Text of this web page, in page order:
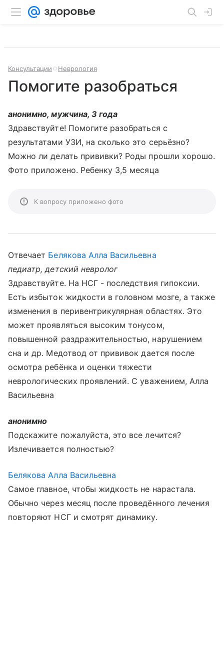
Консультации Неврология
Помогите разобраться
анонимно, мужчина, 3 года
Здравствуйте! Помогите разобраться с
результатами УЗИ, на сколько это серьёзно?
Можно ли делать прививки? Роды прошли хорошо.
Фото приложено. Ребенку 3,5 месяца
К вопросу приложено фото
Отвечает Белякова Алла Васильевна
педиатр, детский невролог
Здравствуйте. На НСГ - последствия гипоксии.
Есть избыток жидкости в головном мозге, а также
изменения в перивентрикулярная областях. Это
может проявляться высоким тонусом,
повышенной раздражительностью, нарушением
сна и др. Медотвод от прививок дается после
осмотра ребёнка и оценки тяжести
неврологических проявлений. С уважением, Алла
Васильевна
анонимно
Подскажите пожалуйста, это все лечится?
Излечивается полностью?
Белякова Алла Васильевна
Самое главное, чтобы жидкость не нарастала.
Обычно через месяц после проведённого лечения
повторяют НСГ и смотрят динамику.